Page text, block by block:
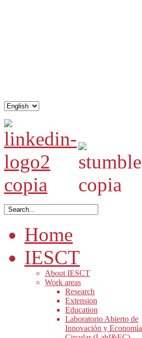
Home
IESCT
About IESCT
Work areas
Research
Extension
Education
Laboratorio Abierto de
Innovación y Economía